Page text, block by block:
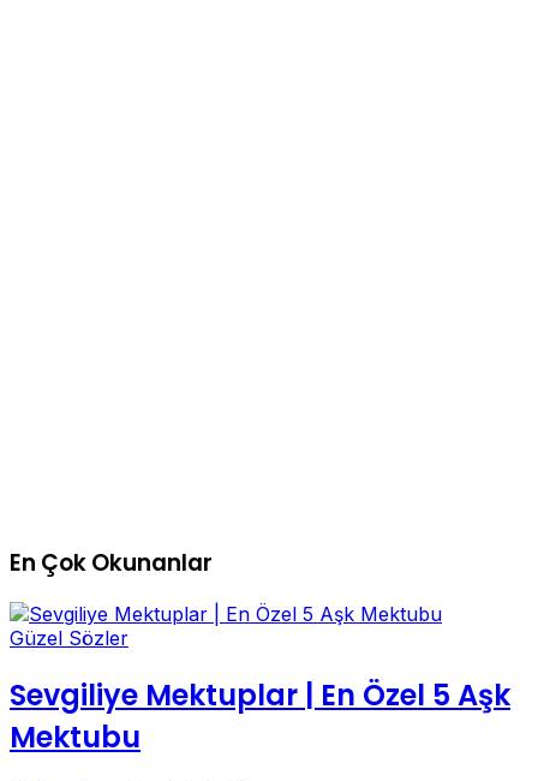
En Çok Okunanlar
Güzel Sözler
Sevgiliye Mektuplar | En Özel 5 Aşk
Mektubu